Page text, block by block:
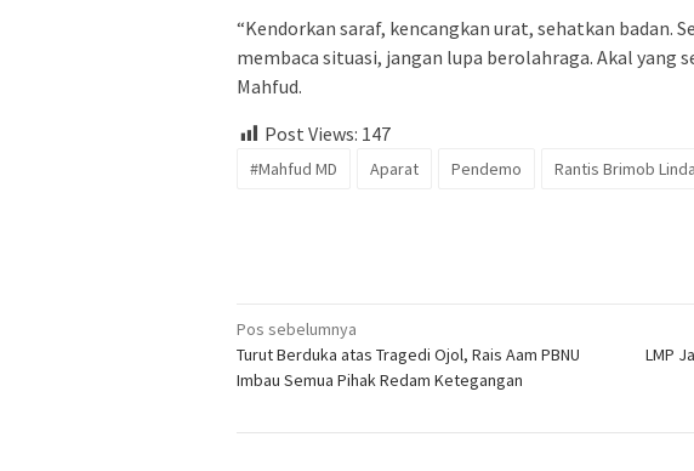
“Kendorkan saraf, kencangkan urat, sehatkan badan.
membaca situasi, jangan lupa berolahraga. Akal yang
Mahfud.
Post Views: 147
#Mahfud MD Aparat Pendemo Rantis Brimob
Navigasi
pos
Pos sebelumnya
Turut Berduka atas Tragedi Ojol, Rais Aam PBNU
Imbau Semua Pihak Redam Ketegangan
LMP